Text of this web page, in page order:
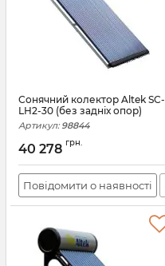
Сонячний колектор Altek SC-
LH2-30 (без задніх опор)
Артикул: 98844
40 278 грн.
Повідомити о наявності